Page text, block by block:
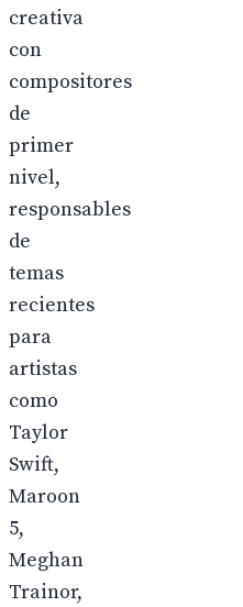
creativa
con
compositores
de
primer
nivel,
responsables
de
temas
recientes
para
artistas
como
Taylor
Swift,
Maroon
5,
Meghan
Trainor,